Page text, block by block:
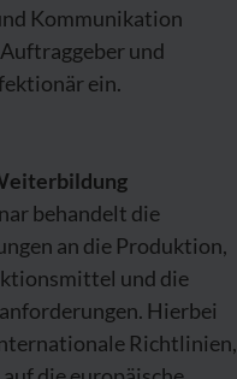
Kommunikation
und
ein.
behandelt die
an die Produktion,
und die
Hierbei
Richtlinien,